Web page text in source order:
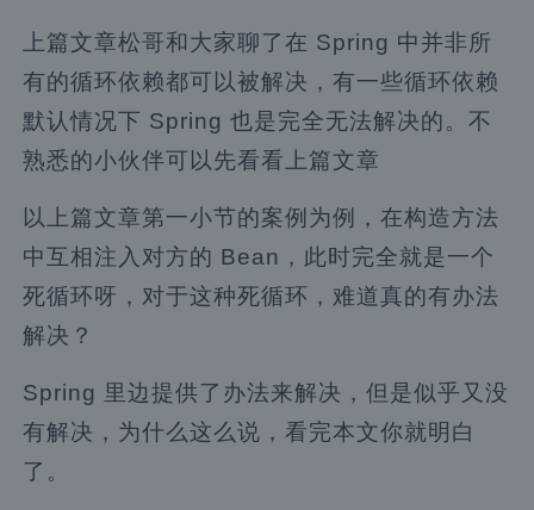
上篇文章松哥和大家聊了在 Spring 中并非所
有的循环依赖都可以被解决，有一些循环依赖
默认情况下 Spring 也是完全无法解决的。不
熟悉的小伙伴可以先看看上篇文章
以上篇文章第一小节的案例为例，在构造方法
中互相注入对方的 Bean，此时完全就是一个
死循环呀，对于这种死循环，难道真的有办法
解决？
Spring 里边提供了办法来解决，但是似乎又没
有解决，为什么这么说，看完本文你就明白
了。